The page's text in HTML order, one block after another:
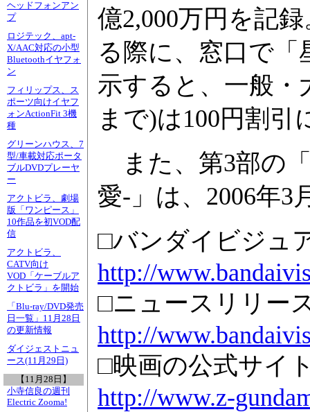
ヘッドフォンアン
プ
ロジテック、apt-
X/AAC対応の小型
Bluetoothイヤフォ
ン
フィリップス、ス
ポーツ向けイヤフ
ォンActionFit 3機
種
グリーンハウス、7
型/車載対応ポータ
ブルDVDプレーヤ
ー
アクトビラ、劇場
版「ワンピース」
10作品を初VOD配
信
アクトビラ、
CATV向け
VOD「ケーブルア
クトビラ」を開始
「Blu-ray/DVD発売
日一覧」11月28日
の更新情報
ダイジェストニュ
ース(11月29日)
【11月28日】
小寺信良の週刊
Electric Zooma!
億2,000万円を記
る際に、窓口で
示すると、一般・
まで)は100円割
また、第3部の
愛-」は、2006年3
□バンダイビジュ
http://
□ニュースリリー
http://
□映画の公式サイ
http://www.z-